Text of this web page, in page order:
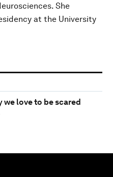
She
at the University
we love to be scared